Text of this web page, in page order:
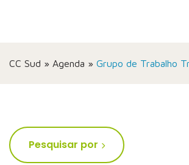
CC Sud » Agenda » Grupo de Trabalho
Pesquisar por